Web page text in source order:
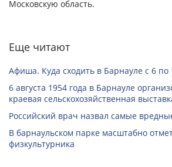
Московскую область.
Еще читают
Афиша. Куда сходить в Барнауле с 6 по
6 августа 1954 года в Барнауле
краевая сельскохозяйственная
Российский врач назвал самые
В барнаульском парке масштабно
физкультурника